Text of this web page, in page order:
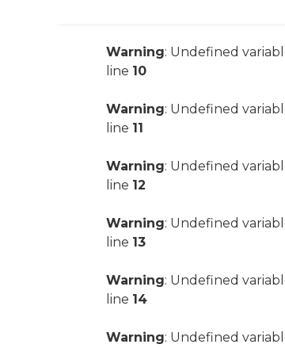
Warning: Undefined
line 10
Warning: Undefined
line 11
Warning: Undefined
line 12
Warning: Undefined
line 13
Warning: Undefined
line 14
Warning: Undefined